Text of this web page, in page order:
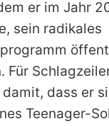
er im Jahr
sein radikales
Für
dass er
Teenager-